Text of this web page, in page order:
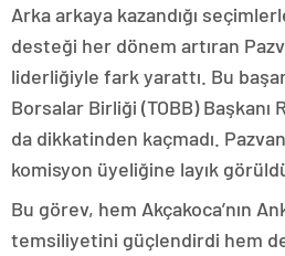
Arka arkaya kazandığı
desteği her dönem artıran
liderliğiyle fark yarattı. Bu
Borsalar Birliği (TOBB) Başkanı
da dikkatinden kaçmadı.
komisyon üyeliğine layık
Bu görev, hem Akçakoca’nın
temsiliyetini güçlendirdi hem de